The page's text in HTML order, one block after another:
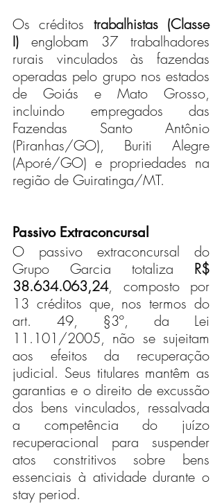
Os créditos trabalhistas (Classe
I) englobam 37 trabalhadores
rurais vinculados às fazendas
operadas pelo grupo nos estados
de Goiás e Mato Grosso,
incluindo empregados das
Fazendas Santo Antônio
(Piranhas/GO), Buriti Alegre
(Aporé/GO) e propriedades na
região de Guiratinga/MT.
Passivo Extraconcursal
O passivo extraconcursal do
Grupo Garcia totaliza R$
38.634.063,24, composto por
13 créditos que, nos termos do
art. 49, §3º, da Lei
11.101/2005, não se sujeitam
aos efeitos da recuperação
judicial. Seus titulares mantêm as
garantias e o direito de excussão
dos bens vinculados, ressalvada
a competência do juízo
recuperacional para suspender
atos constritivos sobre bens
essenciais à atividade durante o
stay period.